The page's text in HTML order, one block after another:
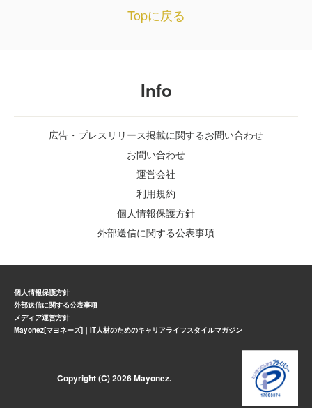
Topに戻る
Info
広告・プレスリリース掲載に関するお問い合わせ
お問い合わせ
運営会社
利用規約
個人情報保護方針
外部送信に関する公表事項
個人情報保護方針
外部送信に関する公表事項
メディア運営方針
Mayonez[マヨネーズ]｜IT人材のためのキャリアライフスタイルマガジン
Copyright (C) 2026 Mayonez.